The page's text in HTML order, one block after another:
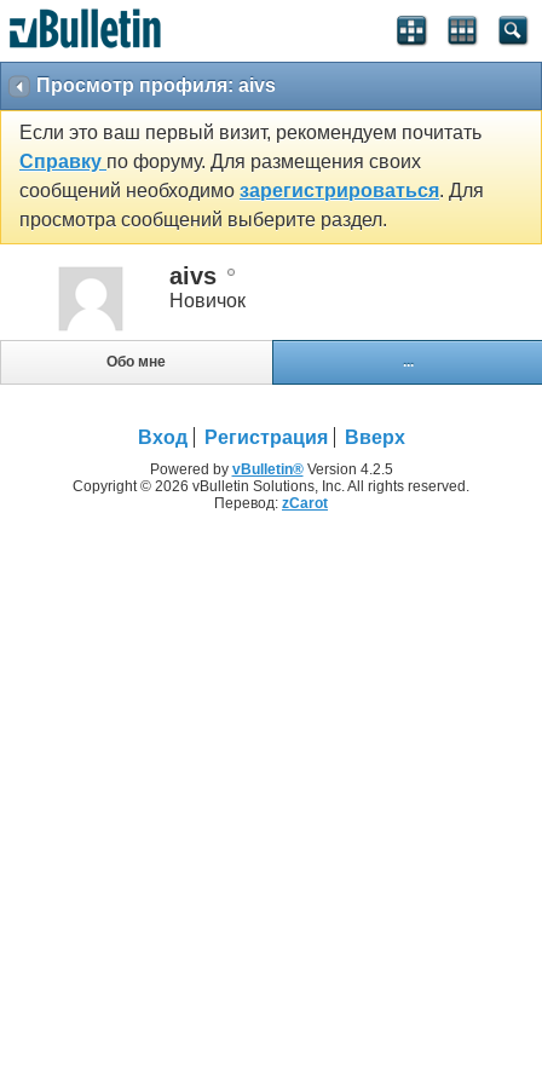
Просмотр профиля: aivs
Если это ваш первый визит, рекомендуем почитать
Справку по форуму. Для размещения своих
сообщений необходимо зарегистрироваться. Для
просмотра сообщений выберите раздел.
aivs
Новичок
Обо мне ...
Вход Регистрация Вверх
Powered by vBulletin®Version 4.2.5
Copyright © 2026 vBulletin Solutions, Inc. All rights reserved.
Перевод: zCarot